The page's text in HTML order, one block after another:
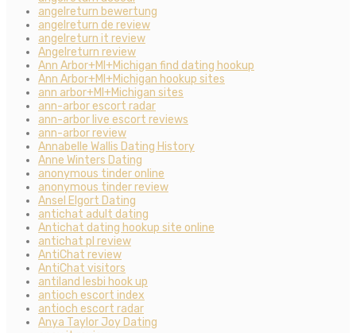
angelreturn bewertung
angelreturn de review
angelreturn it review
Angelreturn review
Ann Arbor+MI+Michigan find dating hookup
Ann Arbor+MI+Michigan hookup sites
ann arbor+MI+Michigan sites
ann-arbor escort radar
ann-arbor live escort reviews
ann-arbor review
Annabelle Wallis Dating History
Anne Winters Dating
anonymous tinder online
anonymous tinder review
Ansel Elgort Dating
antichat adult dating
Antichat dating hookup site online
antichat pl review
AntiChat review
AntiChat visitors
antiland lesbi hook up
antioch escort index
antioch escort radar
Anya Taylor Joy Dating